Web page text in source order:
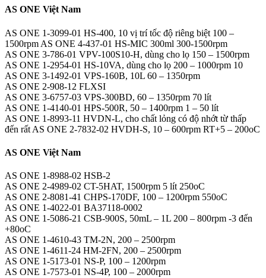
AS ONE Việt Nam
AS ONE 1-3099-01 HS-400, 10 vị trí tốc độ riêng biệt 100 –
1500rpm AS ONE 4-437-01 HS-MIC 300ml 300-1500rpm
AS ONE 3-786-01 VPV-100S10-H, dùng cho lọ 150 – 1500rpm
AS ONE 1-2954-01 HS-10VA, dùng cho lọ 200 – 1000rpm 10
AS ONE 3-1492-01 VPS-160B, 10L 60 – 1350rpm
AS ONE 2-908-12 FLXSI
AS ONE 3-6757-03 VPS-300BD, 60 – 1350rpm 70 lít
AS ONE 1-4140-01 HPS-500R, 50 – 1400rpm 1 – 50 lít
AS ONE 1-8993-11 HVDN-L, cho chất lỏng có độ nhớt từ thấp
đến rất AS ONE 2-7832-02 HVDH-S, 10 – 600rpm RT+5 – 200oC
AS ONE Việt Nam
AS ONE 1-8988-02 HSB-2
AS ONE 2-4989-02 CT-5HAT, 1500rpm 5 lít 250oC
AS ONE 2-8081-41 CHPS-170DF, 100 – 1200rpm 550oC
AS ONE 1-4022-01 BA37118-0002
AS ONE 1-5086-21 CSB-900S, 50mL – 1L 200 – 800rpm -3 đến
+80oC
AS ONE 1-4610-43 TM-2N, 200 – 2500rpm
AS ONE 1-4611-24 HM-2FN, 200 – 2500rpm
AS ONE 1-5173-01 NS-P, 100 – 1200rpm
AS ONE 1-7573-01 NS-4P, 100 – 2000rpm